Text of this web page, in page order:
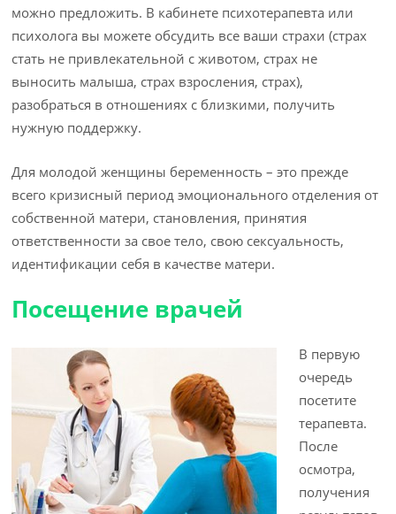
можно предложить. В кабинете психотерапевта или
психолога вы можете обсудить все ваши страхи (страх
стать не привлекательной с животом, страх не
выносить малыша, страх взросления, страх),
разобраться в отношениях с близкими, получить
нужную поддержку.
Для молодой женщины беременность – это прежде
всего кризисный период эмоционального отделения от
собственной матери, становления, принятия
ответственности за свое тело, свою сексуальность,
идентификации себя в качестве матери.
Посещение врачей
В первую
очередь
посетите
терапевта.
После
осмотра,
получения